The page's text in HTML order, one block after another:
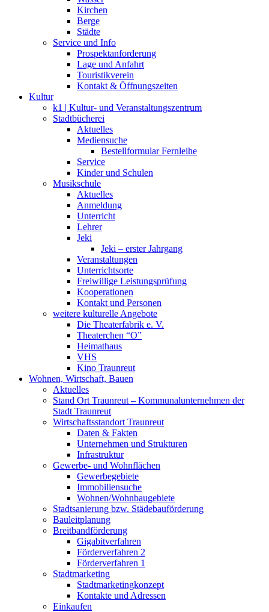
Kirchen
Berge
Städte
Service und Info
Prospektanforderung
Lage und Anfahrt
Touristikverein
Kontakt & Öffnungszeiten
Kultur
k1 | Kultur- und Veranstaltungszentrum
Stadtbücherei
Aktuelles
Mediensuche
Bestellformular Fernleihe
Service
Kinder und Schulen
Musikschule
Aktuelles
Anmeldung
Unterricht
Lehrer
Jeki
Jeki – erster Jahrgang
Veranstaltungen
Unterrichtsorte
Freiwillige Leistungsprüfung
Kooperationen
Kontakt und Personen
weitere kulturelle Angebote
Die Theaterfabrik e. V.
Theaterchen “O”
Heimathaus
VHS
Kino Traunreut
Wohnen, Wirtschaft, Bauen
Aktuelles
Stand Ort Traunreut – Kommunalunternehmen der
Stadt Traunreut
Wirtschaftsstandort Traunreut
Daten & Fakten
Unternehmen und Strukturen
Infrastruktur
Gewerbe- und Wohnflächen
Gewerbegebiete
Immobiliensuche
Wohnen/Wohnbaugebiete
Stadtsanierung bzw. Städebauförderung
Bauleitplanung
Breitbandförderung
Gigabitverfahren
Förderverfahren 2
Förderverfahren 1
Stadtmarketing
Stadtmarketingkonzept
Kontakte und Adressen
Einkaufen